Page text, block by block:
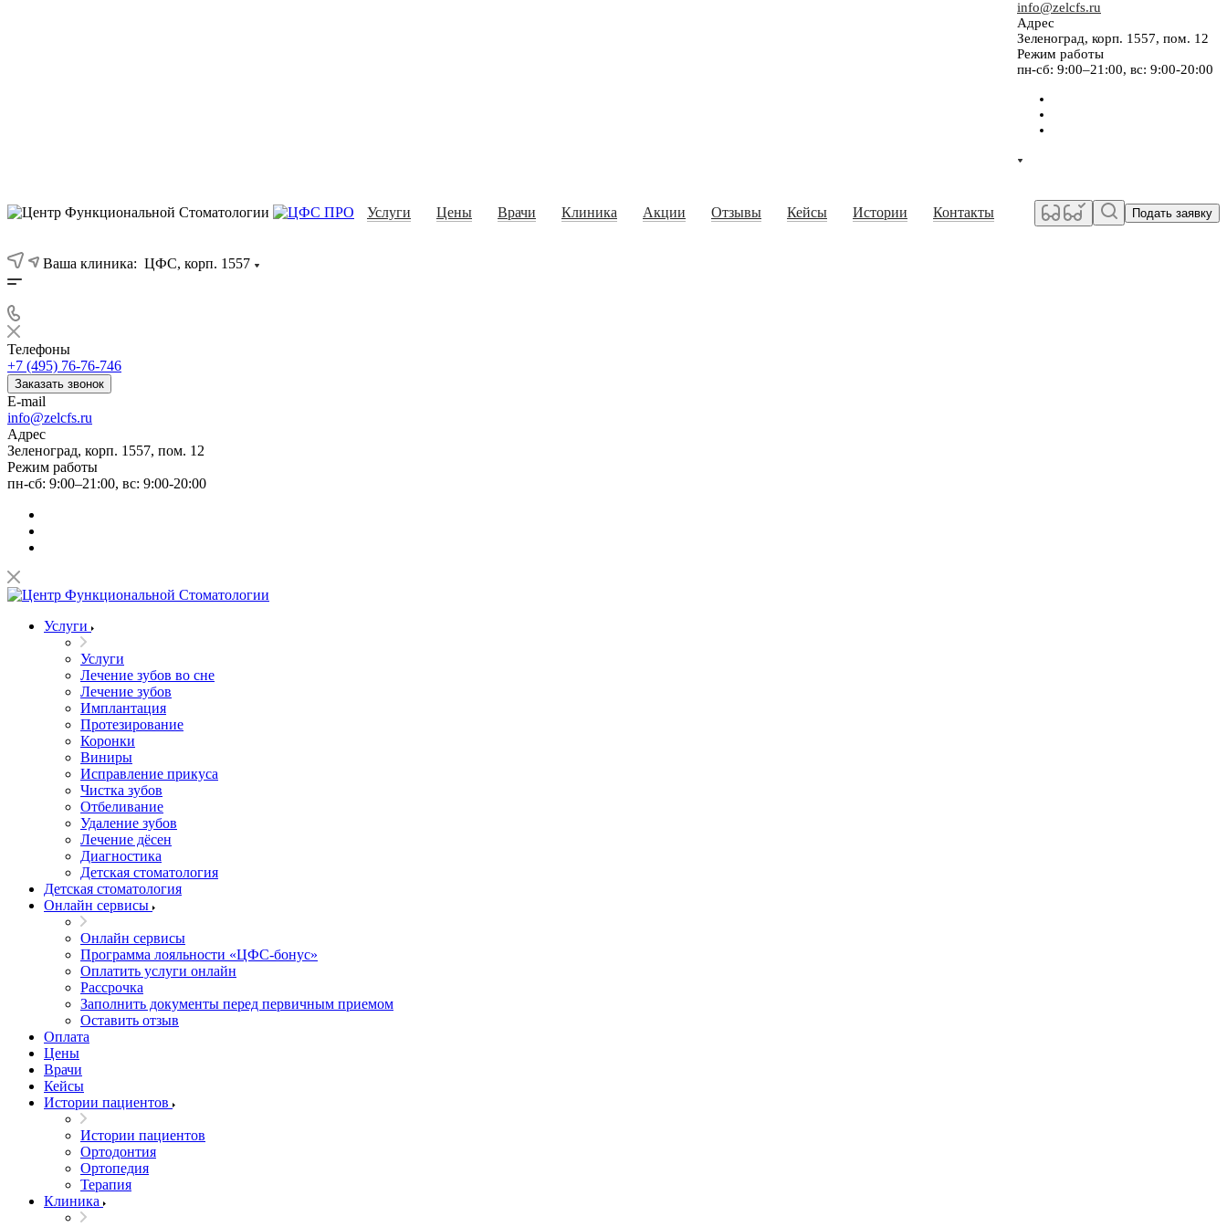
info@zelcfs.ru
Адрес
Зеленоград, корп. 1557, пом. 12
Режим работы
пн-сб: 9:00–21:00, вс: 9:00-20:00
Услуги Цены Врачи Клиника Акции Отзывы Кейсы Истории Контакты Подать заявку
Ваша клиника: ЦФС, корп. 1557
Телефоны
+7 (495) 76-76-746
Заказать звонок
E-mail
info@zelcfs.ru
Адрес
Зеленоград, корп. 1557, пом. 12
Режим работы
пн-сб: 9:00–21:00, вс: 9:00-20:00
Услуги
Услуги
Лечение зубов во сне
Лечение зубов
Имплантация
Протезирование
Коронки
Виниры
Исправление прикуса
Чистка зубов
Отбеливание
Удаление зубов
Лечение дёсен
Диагностика
Детская стоматология
Детская стоматология
Онлайн сервисы
Онлайн сервисы
Программа лояльности «ЦФС-бонус»
Оплатить услуги онлайн
Рассрочка
Заполнить документы перед первичным приемом
Оставить отзыв
Оплата
Цены
Врачи
Кейсы
Истории пациентов
Истории пациентов
Ортодонтия
Ортопедия
Терапия
Клиника